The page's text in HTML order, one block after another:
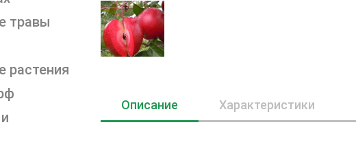
травы
растения
Описание Характеристики